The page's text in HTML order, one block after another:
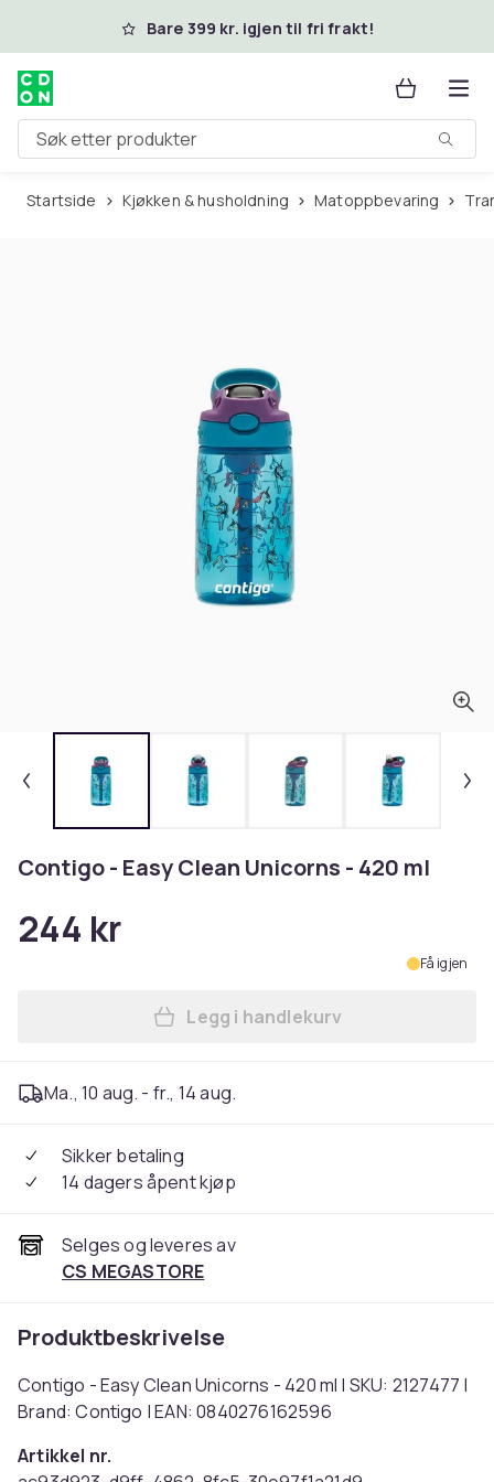
Hopp til hovedinnholdBare 399 kr. igjen til fri frakt!
Søk etter produkter
Startside Kjøkken & husholdning Matoppbevaring
Contigo - Easy Clean Unicorns - 420 ml
244 kr
Få igjen
Legg Contigo - Easy Clean
Legg i handlekurv
Ma., 10 aug. - fr., 14 aug.
Sikker betaling
14 dagers åpent kjøp
Selges og leveres av
CS MEGASTORE
Produktbeskrivelse
Contigo - Easy Clean Unicorns - 420 ml | SKU: 2127477 |
Brand: Contigo | EAN: 0840276162596
Artikkel nr.